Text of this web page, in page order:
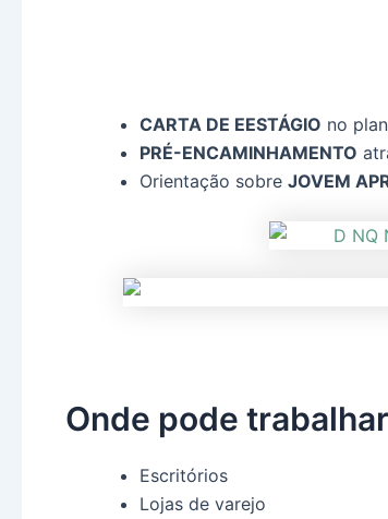
CARTA DE EESTÁGIO no
PRÉ-ENCAMINHAMENTO
Orientação sobre JOVEM
Onde pode
Escritórios
Lojas de varejo